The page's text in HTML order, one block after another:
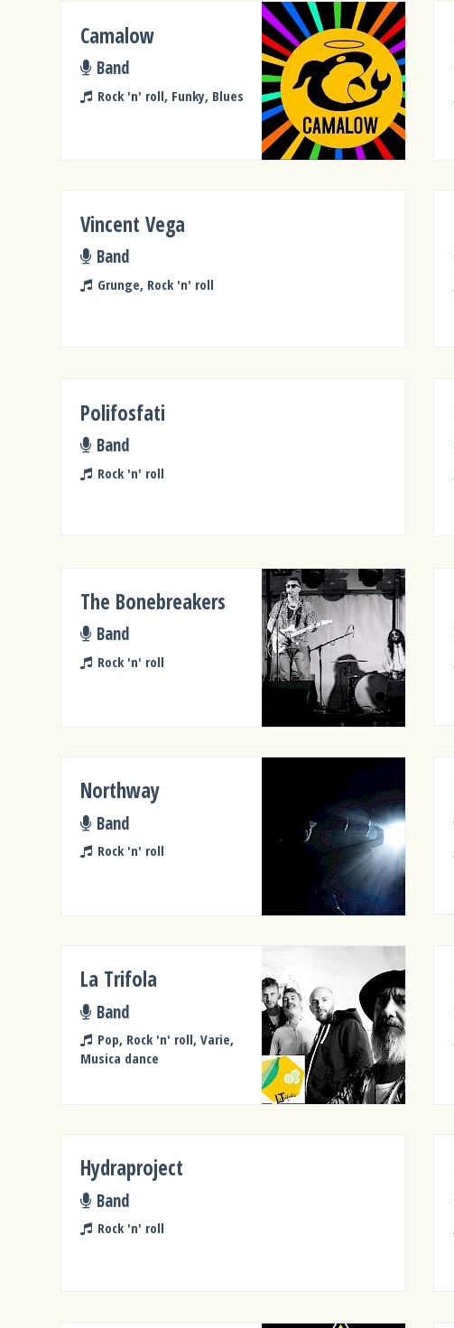
Camalow
Band
Rock 'n' roll, Funky, Blues
Vincent Vega
Band
Grunge, Rock 'n' roll
Polifosfati
Band
Rock 'n' roll
The Bonebreakers
Band
Rock 'n' roll
Northway
Band
Rock 'n' roll
La Trifola
Band
Pop, Rock 'n' roll, Varie,
Musica dance
Hydraproject
Band
Rock 'n' roll